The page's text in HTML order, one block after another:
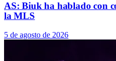
AS: Biuk ha hablado con
la MLS
5 de agosto de 2026